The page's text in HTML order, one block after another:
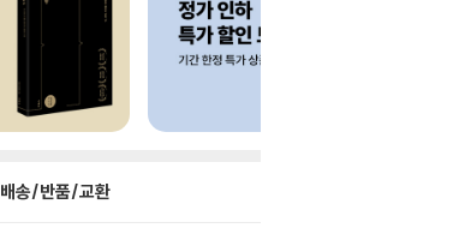
배송/반품/교환